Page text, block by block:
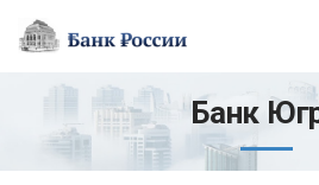
Банк